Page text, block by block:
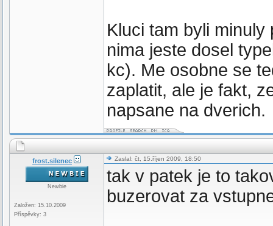
Kluci tam byli
nima jeste dosel
kc). Me osobne se
zaplatit, ale je fakt,
napsane na dverich.
frost.silenec
Newbie
Založen: 15.10.2009
Příspěvky: 3
Zaslal: čt, 15.říjen 2009, 18:50
tak v patek je to
buzerovat za